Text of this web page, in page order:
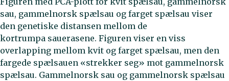
sau, gammelnorsk spælsau og farget spælsau viser
den genetiske distansen mellom de
kortrumpa sauerasene. Figuren viser en viss
overlapping mellom kvit og farget spælsau, men den
fargede spælsauen «strekker seg» mot gammelnorsk
spælsau. Gammelnorsk sau og gammelnorsk spælsau